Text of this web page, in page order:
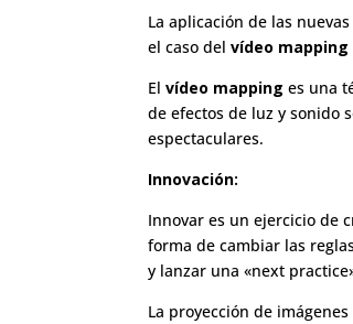
La aplicación de las
el caso delvídeo mapping
Elvídeo mapping es una
de efectos de luz y sonido
espectaculares.
Innovación:
Innovar es un ejercicio de
forma de cambiar las
y lanzar una «next
La proyección de